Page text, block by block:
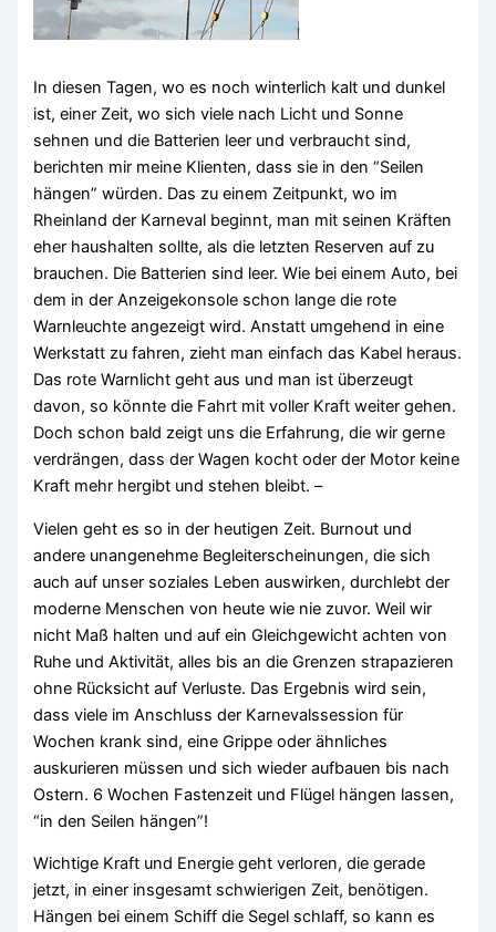
In diesen Tagen, wo es noch winterlich kalt und dunkel
ist, einer Zeit, wo sich viele nach Licht und Sonne
sehnen und die Batterien leer und verbraucht sind,
berichten mir meine Klienten, dass sie in den “Seilen
hängen” würden. Das zu einem Zeitpunkt, wo im
Rheinland der Karneval beginnt, man mit seinen Kräften
eher haushalten sollte, als die letzten Reserven auf zu
brauchen. Die Batterien sind leer. Wie bei einem Auto, bei
dem in der Anzeigekonsole schon lange die rote
Warnleuchte angezeigt wird. Anstatt umgehend in eine
Werkstatt zu fahren, zieht man einfach das Kabel heraus.
Das rote Warnlicht geht aus und man ist überzeugt
davon, so könnte die Fahrt mit voller Kraft weiter gehen.
Doch schon bald zeigt uns die Erfahrung, die wir gerne
verdrängen, dass der Wagen kocht oder der Motor keine
Kraft mehr hergibt und stehen bleibt. –
Vielen geht es so in der heutigen Zeit. Burnout und
andere unangenehme Begleiterscheinungen, die sich
auch auf unser soziales Leben auswirken, durchlebt der
moderne Menschen von heute wie nie zuvor. Weil wir
nicht Maß halten und auf ein Gleichgewicht achten von
Ruhe und Aktivität, alles bis an die Grenzen strapazieren
ohne Rücksicht auf Verluste. Das Ergebnis wird sein,
dass viele im Anschluss der Karnevalssession für
Wochen krank sind, eine Grippe oder ähnliches
auskurieren müssen und sich wieder aufbauen bis nach
Ostern. 6 Wochen Fastenzeit und Flügel hängen lassen,
“in den Seilen hängen”!
Wichtige Kraft und Energie geht verloren, die gerade
jetzt, in einer insgesamt schwierigen Zeit, benötigen.
Hängen bei einem Schiff die Segel schlaff, so kann es